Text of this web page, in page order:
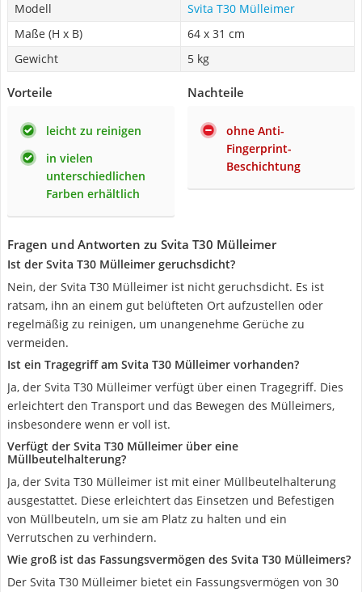
Modell
Svita T30 Mülleimer
Maße (H x B)
64 x 31 cm
Gewicht
‎5 kg
Vorteile
leicht zu reinigen
in vielen
unterschiedlichen
Farben erhältlich
Nachteile
ohne Anti-
Fingerprint-
Beschichtung
Fragen und Antworten zu Svita T30 Mülleimer
Ist der Svita T30 Mülleimer geruchsdicht?
Nein, der Svita T30 Mülleimer ist nicht geruchsdicht. Es ist
ratsam, ihn an einem gut belüfteten Ort aufzustellen oder
regelmäßig zu reinigen, um unangenehme Gerüche zu
vermeiden.
Ist ein Tragegriff am Svita T30 Mülleimer vorhanden?
Ja, der Svita T30 Mülleimer verfügt über einen Tragegriff. Dies
erleichtert den Transport und das Bewegen des Mülleimers,
insbesondere wenn er voll ist.
Verfügt der Svita T30 Mülleimer über eine
Müllbeutelhalterung?
Ja, der Svita T30 Mülleimer ist mit einer Müllbeutelhalterung
ausgestattet. Diese erleichtert das Einsetzen und Befestigen
von Müllbeuteln, um sie am Platz zu halten und ein
Verrutschen zu verhindern.
Wie groß ist das Fassungsvermögen des Svita T30 Mülleimers?
Der Svita T30 Mülleimer bietet ein Fassungsvermögen von 30